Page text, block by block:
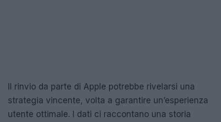
Il rinvio da parte di Apple potrebbe rivelarsi una
strategia vincente, volta a garantire un’esperienza
utente ottimale. I dati ci raccontano una storia